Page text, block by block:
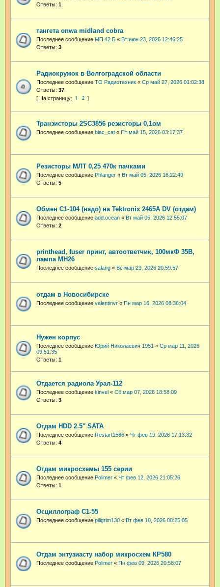
Ответы: 1
тангета onwa midland cobra
Последнее сообщение МП 42 Б « Вт июн 23, 2026 12:46:25
Ответы: 3
Радиокружок в Волгоградской области
Последнее сообщение ТО Радиотехник « Ср май 27, 2026 01:02:38
Ответы: 37
1 2
Транзисторы 2SC3856 резисторы 0,1ом
Последнее сообщение blac_cat « Пт май 15, 2026 03:17:37
Резисторы МЛТ 0,25 470к пачками
Последнее сообщение Phlanger « Вт май 05, 2026 16:22:49
Ответы: 5
Обмен С1-104 (надо) на Tektronix 2465A DV (отдам)
Последнее сообщение add.ocean « Вт май 05, 2026 12:55:07
Ответы: 2
printhead, fuser принт, автоответчик, 100мкФ 35В,
лампа МН26
Последнее сообщение salang « Вс мар 29, 2026 20:59:57
отдам в Новосибирске
Последнее сообщение valentinvr « Пн мар 16, 2026 08:36:04
Нужен корпус
Последнее сообщение Юрий Николаевич 1951 « Ср мар 11, 2026
09:51:35
Ответы: 1
Отдается радиола Урал-112
Последнее сообщение kinvel « Сб мар 07, 2026 18:58:09
Ответы: 3
Отдам HDD 2.5" SATA
Последнее сообщение Restart1566 « Чт фев 19, 2026 17:13:32
Ответы: 4
Отдам микросхемы 155 серии
Последнее сообщение Polimer « Чт фев 12, 2026 21:05:26
Ответы: 1
Осциллограф С1-55
Последнее сообщение piligrim130 « Вт фев 10, 2026 08:25:05
Отдам энтузиасту набор микросхем КР580
Последнее сообщение Polimer « Пн фев 09, 2026 20:58:07